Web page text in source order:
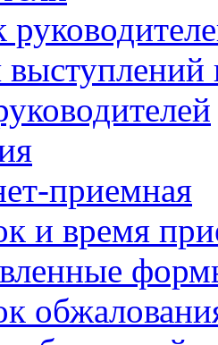
приемная
и время